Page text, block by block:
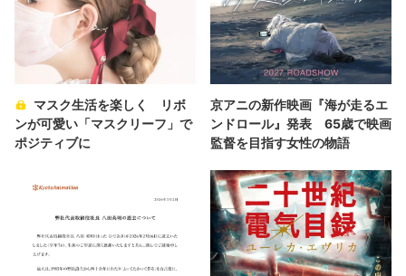
マスク生活を楽しく リボ
ンが可愛い「マスクリーフ」で
ポジティブに
京アニの新作映画『海が走るエ
ンドロール』発表 65歳で映画
監督を目指す女性の物語